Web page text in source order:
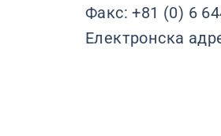
Факс: +81 (0) 6
Електронска